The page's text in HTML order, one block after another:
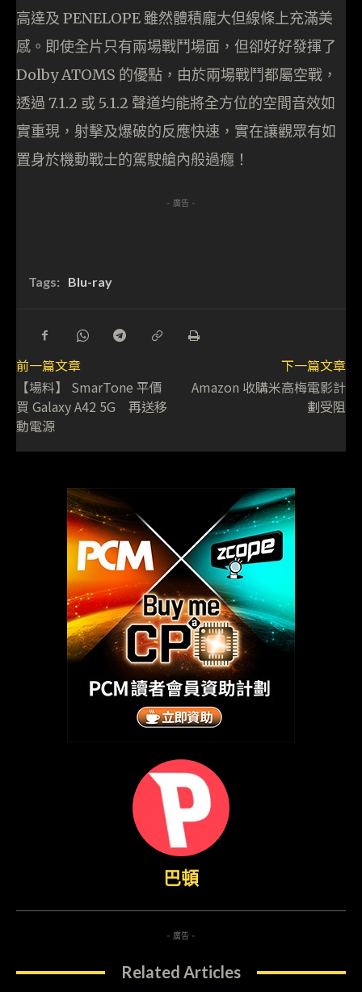
高達及 PENELOPE 雖然體積龐大但線條上充滿美
感。即使全片只有兩場戰鬥場面，但卻好好發揮了
Dolby ATOMS 的優點，由於兩場戰鬥都屬空戰，
透過 7.1.2 或 5.1.2 聲道均能將全方位的空間音效如
實重現，射擊及爆破的反應快速，實在讓觀眾有如
置身於機動戰士的駕駛艙內般過癮！
- 廣告 -
Tags: Blu-ray
前一篇文章
【場料】 SmarTone 平價
買 Galaxy A42 5G 再送移
動電源
下一篇文章
Amazon 收購米高梅電影計
劃受阻
巴頓
- 廣告 -
Related Articles